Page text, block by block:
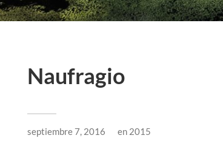
Naufragio
septiembre 7, 2016 en 2015